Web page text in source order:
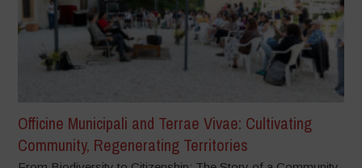
Officine Municipali and Terrae Vivae: Cultivating
Community, Regenerating Territories